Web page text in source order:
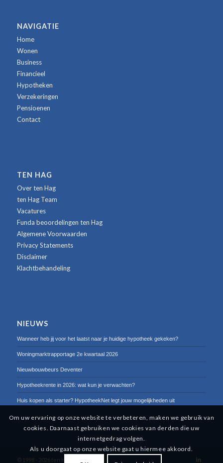
NAVIGATIE
Home
Wonen
Business
Financieel
Hypotheken
Verzekeringen
Pensioenen
Contact
TEN HAG
Over ten Hag
ten Hag Team
Vacatures
Funda beoordelingen ten Hag
Algemene Voorwaarden
Privacy Statements
Disclaimer
Klachtbehandeling
NIEUWS
Wanneer heb jij voor het laatst naar je huidige hypotheek gekeken?
Woningmarktrapportage 2e kwartaal 2026
Nieuwbouwbeurs Deventer
Hypotheekrente in 2026: wat kun je verwachten?
Huis kopen als starter? HypotheekNet legt jouw mogelijkheden uit
© 1998 - 2026 ten Hag Groep B.V.
Om uw ervaring op onze website te verbeteren, maken we gebruik van
cookies. Daarnaast gebruiken we cookies van derden die uw
internetgedrag volgen.
Als u doorgaat op onze website gaat u hiermee akkoord.